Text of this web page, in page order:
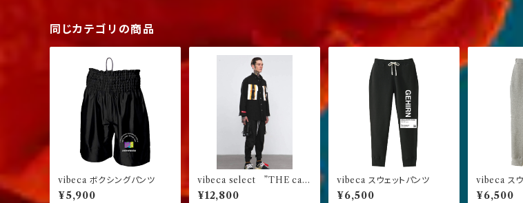
同じカテゴリの商品
vibeca ボクシングパンツ
¥5,900
vibeca select ”THE car
go ” Ver.01
¥12,800
vibeca スウェットパンツ
¥6,500
vibeca スウ
¥6,500